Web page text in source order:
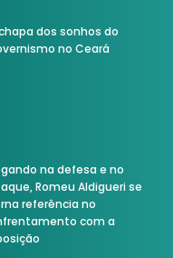
dos sonhos do
no Ceará
na defesa e no
Romeu Aldigueri se
referência no
com a